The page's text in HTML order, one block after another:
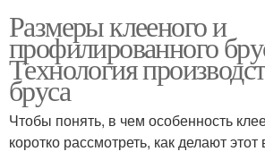
Размеры клееного и
профилированного
Технология
бруса
Чтобы понять, в чем особенность
коротко рассмотреть, как делают